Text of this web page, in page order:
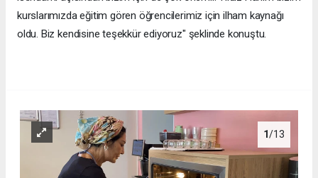
kurslarımızda eğitim gören öğrencilerimiz için ilham kaynağı
oldu. Biz kendisine teşekkür ediyoruz" şeklinde konuştu.
1/13